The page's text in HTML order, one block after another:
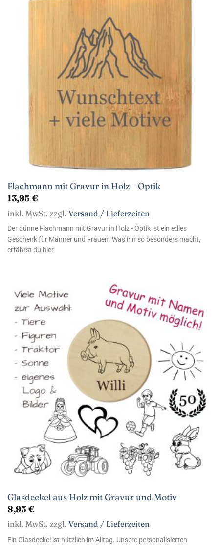
Flachmann mit Gravur in Holz – Optik
13,95 €
inkl. MwSt. zzgl. Versand / Lieferzeiten
Der dünne Flachmann mit Gravur in Holz - Optik ist ein edles
Geschenk für Männer und Frauen. Was ihn so besonders macht,
erfährst du hier.
Glasdeckel aus Holz mit Gravur und Motiv
8,95 €
inkl. MwSt. zzgl. Versand / Lieferzeiten
Ein Glasdeckel ist nützlich im Alltag. Unsere personalisierten